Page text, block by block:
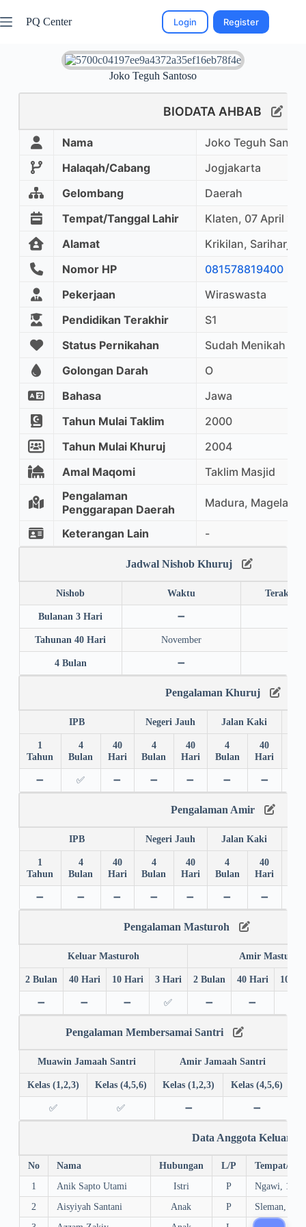
PQ Center Login Register
Joko Teguh Santoso
BIODATA AHBAB
Nama
Joko Teguh
Halaqah/Cabang
Jogjakarta
Gelombang
Daerah
Tempat/Tanggal Lahir
Klaten, 07 April
Alamat
Krikilan, Sariharjo,
Nomor HP
081578819400
Pekerjaan
Wiraswasta
Pendidikan Terakhir
S1
Status Pernikahan
Sudah Menikah
Golongan Darah
O
Bahasa
Jawa
Tahun Mulai Taklim
2000
Tahun Mulai Khuruj
2004
Amal Maqomi
Taklim Masjid
Pengalaman
Penggarapan Daerah
Madura, Magelang
Keterangan Lain -
Jadwal Nishob Khuruj
Nishob Waktu Terakhir
Bulanan 3 Hari ➖
Tahunan 40 Hari November
4 Bulan ➖
Pengalaman Khuruj
IPB Negeri Jauh Jalan Kaki
1
Tahun
4
Bulan
40
Hari
4
Bulan
40
Hari
4
Bulan
40
Hari
➖ ✅ ➖ ➖ ➖ ➖ ➖
Pengalaman Amir
IPB Negeri Jauh Jalan Kaki
1
Tahun
4
Bulan
40
Hari
4
Bulan
40
Hari
4
Bulan
40
Hari
➖ ➖ ➖ ➖ ➖ ➖ ➖
Pengalaman Masturoh
Keluar Masturoh Amir Masturoh
2 Bulan 40 Hari 10 Hari 3 Hari 2 Bulan 40 Hari 10
➖ ➖ ➖ ✅ ➖ ➖
Pengalaman Membersamai Santri
Muawin Jamaah Santri Amir Jamaah Santri
Kelas (1,2,3) Kelas (4,5,6) Kelas (1,2,3) Kelas (4,5,6)
✅ ✅ ➖ ➖
Data Anggota Keluarga
No Nama Hubungan L/P
Tempat/
1
Anik Sapto Utami Istri P
Ngawi, 19/
2
Aisyiyah Santani Anak P
Sleman, 03/